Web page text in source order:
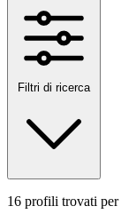
Filtri di ricerca
16 profili trovati per